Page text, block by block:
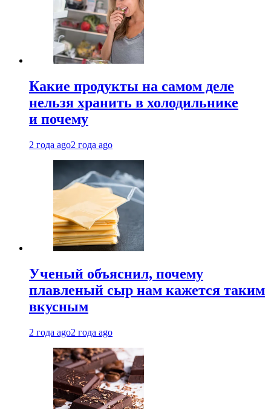
Какие продукты на самом деле
нельзя хранить в холодильнике
и почему
2 года ago2 года ago
Ученый объяснил, почему
плавленый сыр нам кажется таким
вкусным
2 года ago2 года ago